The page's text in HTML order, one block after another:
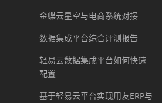
金蝶云星空与电商系统对接
数据集成平台综合评测报告
轻易云数据集成平台如何快速
配置
基于轻易云平台实现用友ERP与